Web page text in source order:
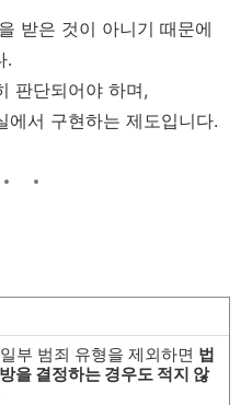
받은 것이 아니기 때문에
.
판단되어야 하며,
에서 구현하는 제도입니다.
부 범죄 유형을 제외하면 법
을 결정하는 경우도 적지 않